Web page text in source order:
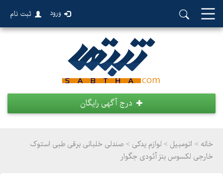
ورود ثبت نام
درج آگهی رایگان
خانه > اتومبیل > لوازم یدکی > صندلی خلبانی برقی طبی استوک
خارجی لکسوس بنز آئودی جگوار